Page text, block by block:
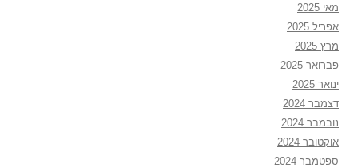
מאי 2025
אפריל 2025
מרץ 2025
פברואר 2025
ינואר 2025
דצמבר 2024
נובמבר 2024
אוקטובר 2024
ספטמבר 2024